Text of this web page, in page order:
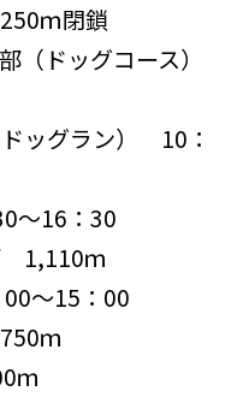
ｍ閉鎖
ドッグコース）
グラン） 10：
～16：30
ｍ
～15：00
ｍ
ｍ